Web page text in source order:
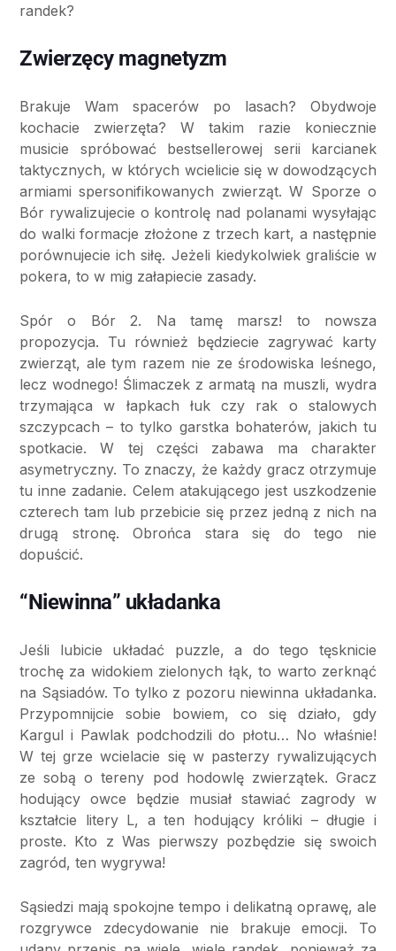
randek?
Zwierzęcy magnetyzm
Brakuje Wam spacerów po lasach? Obydwoje
kochacie zwierzęta? W takim razie koniecznie
musicie spróbować bestsellerowej serii karcianek
taktycznych, w których wcielicie się w dowodzących
armiami spersonifikowanych zwierząt. W Sporze o
Bór rywalizujecie o kontrolę nad polanami wysyłając
do walki formacje złożone z trzech kart, a następnie
porównujecie ich siłę. Jeżeli kiedykolwiek graliście w
pokera, to w mig załapiecie zasady.
Spór o Bór 2. Na tamę marsz! to nowsza
propozycja. Tu również będziecie zagrywać karty
zwierząt, ale tym razem nie ze środowiska leśnego,
lecz wodnego! Ślimaczek z armatą na muszli, wydra
trzymająca w łapkach łuk czy rak o stalowych
szczypcach – to tylko garstka bohaterów, jakich tu
spotkacie. W tej części zabawa ma charakter
asymetryczny. To znaczy, że każdy gracz otrzymuje
tu inne zadanie. Celem atakującego jest uszkodzenie
czterech tam lub przebicie się przez jedną z nich na
drugą stronę. Obrońca stara się do tego nie
dopuścić.
“Niewinna” układanka
Jeśli lubicie układać puzzle, a do tego tęsknicie
trochę za widokiem zielonych łąk, to warto zerknąć
na Sąsiadów. To tylko z pozoru niewinna układanka.
Przypomnijcie sobie bowiem, co się działo, gdy
Kargul i Pawlak podchodzili do płotu… No właśnie!
W tej grze wcielacie się w pasterzy rywalizujących
ze sobą o tereny pod hodowlę zwierzątek. Gracz
hodujący owce będzie musiał stawiać zagrody w
kształcie litery L, a ten hodujący króliki – długie i
proste. Kto z Was pierwszy pozbędzie się swoich
zagród, ten wygrywa!
Sąsiedzi mają spokojne tempo i delikatną oprawę, ale
rozgrywce zdecydowanie nie brakuje emocji. To